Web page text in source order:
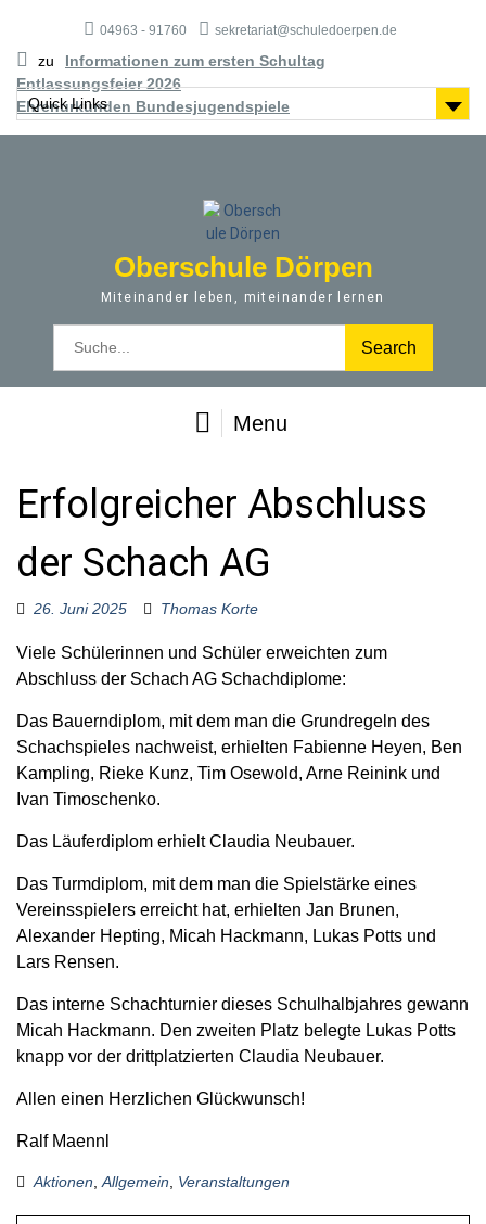
04963 - 91760 sekretariat@schuledoerpen.de
zu
Informationen zum ersten Schultag
Entlassungsfeier 2026
Ehrenurkunden Bundesjugendspiele
Quick Links
Oberschule Dörpen
Miteinander leben, miteinander lernen
o
r
Menu
Erfolgreicher Abschluss
der Schach AG
26. Juni 2025 Thomas Korte
Viele Schülerinnen und Schüler erweichten zum
Abschluss der Schach AG Schachdiplome:
Das Bauerndiplom, mit dem man die Grundregeln des
Schachspieles nachweist, erhielten Fabienne Heyen, Ben
Kampling, Rieke Kunz, Tim Osewold, Arne Reinink und
Ivan Timoschenko.
Das Läuferdiplom erhielt Claudia Neubauer.
Das Turmdiplom, mit dem man die Spielstärke eines
Vereinsspielers erreicht hat, erhielten Jan Brunen,
Alexander Hepting, Micah Hackmann, Lukas Potts und
Lars Rensen.
Das interne Schachturnier dieses Schulhalbjahres gewann
Micah Hackmann. Den zweiten Platz belegte Lukas Potts
knapp vor der drittplatzierten Claudia Neubauer.
Allen einen Herzlichen Glückwunsch!
Ralf Maennl
Aktionen Allgemein Veranstaltungen